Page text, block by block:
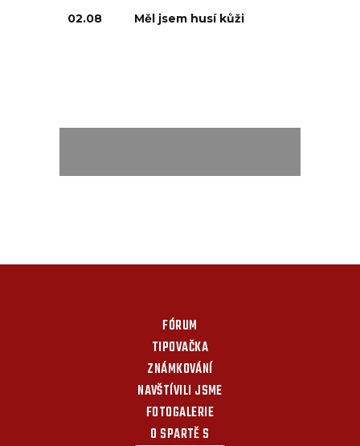
02.08 Měl jsem husí kůži
FÓRUM
TIPOVAČKA
ZNÁMKOVÁNÍ
NAVŠTÍVILI JSME
FOTOGALERIE
O SPARTĚ S